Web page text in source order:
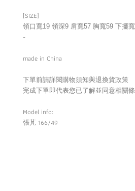
[SIZE]
領口寬19 領深9 肩寬57 胸寬59 下擺
-
made in China
下單前請詳閱購物須知與退換貨政策
完成下單即代表您已了解並同意相關
Model info:
張芃 166/49